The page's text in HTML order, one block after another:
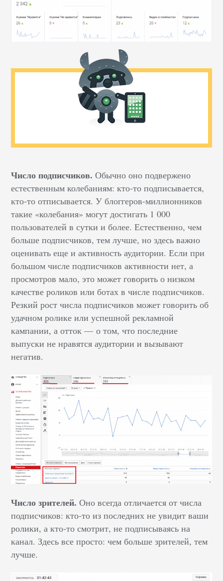
Число подписчиков. Обычно оно подвержено
естественным колебаниям: кто-то подписывается,
кто-то отписывается. У блоггеров-миллионников
такие «колебания» могут достигать 1 000
пользователей в сутки и более. Естественно, чем
больше подписчиков, тем лучше, но здесь важно
оценивать еще и активность аудитории. Если при
большом числе подписчиков активности нет, а
просмотров мало, это может говорить о низком
качестве роликов или ботах в числе подписчиков.
Резкий рост числа подписчиков может говорить об
удачном ролике или успешной рекламной
кампании, а отток — о том, что последние
выпуски не нравятся аудитории и вызывают
негатив.
Число зрителей. Оно всегда отличается от числа
подписчиков: кто-то из последних не увидит ваши
ролики, а кто-то смотрит, не подписываясь на
канал. Здесь все просто: чем больше зрителей, тем
лучше.